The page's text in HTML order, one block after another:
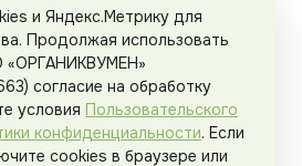
Политика конфиденциальности
соглашение
и Яндекс.Метрику для
Продолжая использовать
«ОРГАНИКВУМЕН»
согласие на обработку
условия Пользовательского
конфиденциальности. Если
cookies в браузере или